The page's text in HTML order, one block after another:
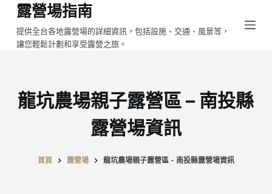
跳
至
主
容
露營場指南
提供全台各地露營場的詳細資訊，包括設施、交通、風景等，
讓您輕鬆計劃和享受露營之旅。
龍坑農場親子露營區 – 南投縣
露營場資訊
首頁 露營場 龍坑農場親子露營區 - 南投縣露營場資訊